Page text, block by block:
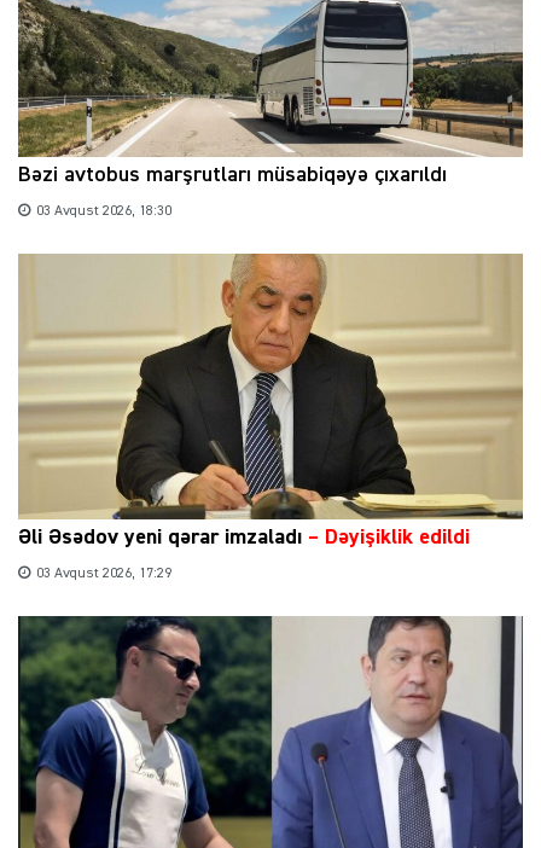
Bəzi avtobus marşrutları müsabiqəyə çıxarıldı
03 Avqust 2026, 18:30
Əli Əsədov yeni qərar imzaladı – Dəyişiklik edildi
03 Avqust 2026, 17:29